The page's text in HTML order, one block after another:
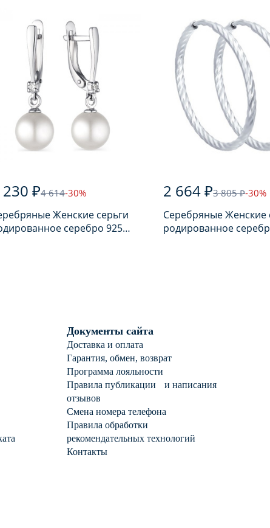
₽4 614-30%
Женские серьги
серебро 925
2 664 ₽3 805 ₽-30%
Серебряные Женские
родированное
Документы сайта
Доставка и оплата
Гарантия, обмен, возврат
Программа лояльности
Правила публикации и написания
отзывов
Смена номера телефона
Правила обработки
рекомендательных технологий
Контакты